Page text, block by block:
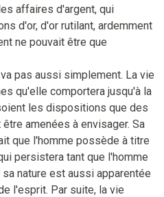
affaires d'argent, qui
d'or, d'or rutilant, ardemment
ne pouvait être que
pas aussi simplement. La vie
qu'elle comportera jusqu'à la
les dispositions que des
amenées à envisager. Sa
que l'homme possède à titre
persistera tant que l'homme
nature est aussi apparentée
l'esprit. Par suite, la vie